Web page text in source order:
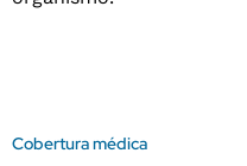
Cobertura médica